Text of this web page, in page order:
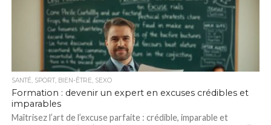
SANTÉ, SPORT, BIEN-ÊTRE, SEXO
Formation : devenir un expert en excuses crédibles et
imparables
Maîtrisez l’art de l’excuse parfaite : crédible, imparable et